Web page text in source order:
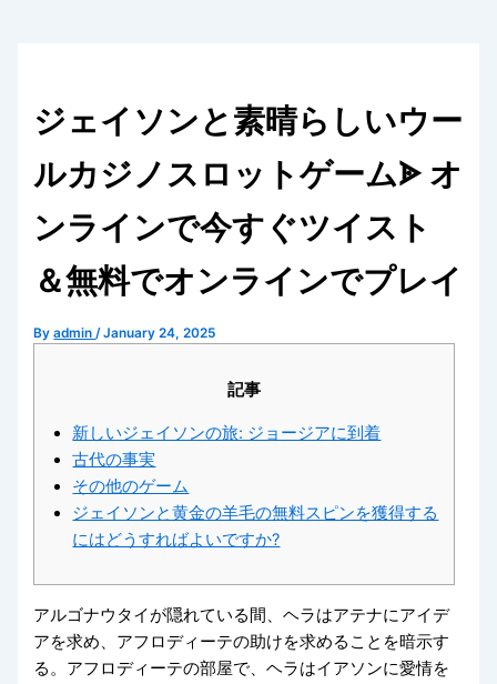
ジェイソンと素晴らしいウー
ルカジノスロットゲームᗎ オ
ンラインで今すぐツイスト
＆無料でオンラインでプレイ
Byadmin/January 24, 2025
記事
新しいジェイソンの旅: ジョージアに到着
古代の事実
その他のゲーム
ジェイソンと黄金の羊毛の無料スピンを獲得する
にはどうすればよいですか?
アルゴナウタイが隠れている間、ヘラはアテナにアイデ
アを求め、アフロディーテの助けを求めることを暗示す
る。アフロディーテの部屋で、ヘラはイアソンに愛情を